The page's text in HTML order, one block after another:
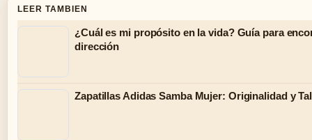
LEER TAMBIEN
¿Cuál es mi propósito en la vida? Guía para
dirección
Zapatillas Adidas Samba Mujer: Originalidad y